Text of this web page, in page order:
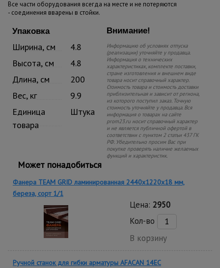
Все части оборудования всегда на месте и не потеряются
- соединения вварены в стойки.
Упаковка
Ширина, см
4.8
Высота, см
4.8
Длина, см
200
Вес, кг
9.9
Единица
товара
Штука
Внимание!
Информацию об условиях отпуска
(реализации) уточняйте у продавца.
Информация о технических
характеристиках, комплекте поставки,
стране изготовления и внешнем виде
товара носит справочный характер.
Стоимость товара и стоимость доставки
приблизительная и зависит от региона,
из которого поступил заказ. Точную
стоимость уточняйте у продавца. Вся
информация о товарах на сайте
prom23.ru носит справочный характер
и не является публичной офертой в
соответствии с пунктом 2 статьи 437 ГК
РФ. Убедительно просим Вас при
покупке проверять наличие желаемых
функций и характеристик.
Может понадобиться
Фанера TEAM GRID ламинированная 2440х1220х18 мм,
береза, сорт 1/1
Цена: 2950
Кол-во
В корзину
Ручной станок для гибки арматуры AFACAN 14EC